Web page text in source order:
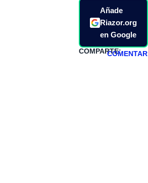
Añade
Riazor.org
en Google
COMPARTE:COMENTAR